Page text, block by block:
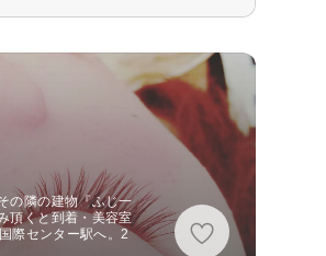
の隣の建物『ふじ一
頂くと到着・美容室
際センター駅へ。2